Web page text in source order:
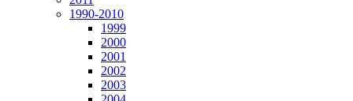
1990-2010
1999
2000
2001
2002
2003